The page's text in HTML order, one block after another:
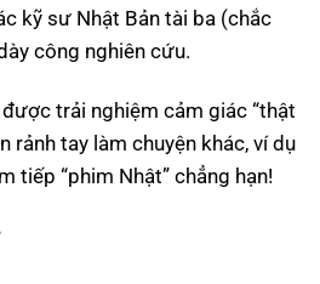
kỹ sư Nhật Bản tài ba (chắc
công nghiên cứu.
được trải nghiệm cảm giác “thật
rảnh tay làm chuyện khác, ví dụ
tiếp “phim Nhật” chẳng hạn!